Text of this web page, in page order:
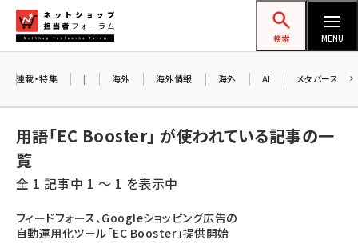
ン
ネットショップ担当者フォーラム
検索 MENU
amazon (2249)
yahoo (1901)
楽天 (1871)
連載・特集 | 海外 海外情報 海外 AI メタバース
用語「EC Booster」 が使われている記事の一
覧
全 1 記事中 1 ～ 1 を表示中
フィードフォース、Googleショッピング広告の
自動運用化ツール「EC Booster」提供開始